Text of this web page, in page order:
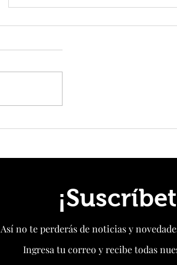
China : Se espera aumento de viajes en
Así no te perderás de noticias y
Ingresa tu correo y recibe todas